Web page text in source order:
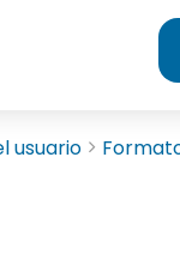
usuario